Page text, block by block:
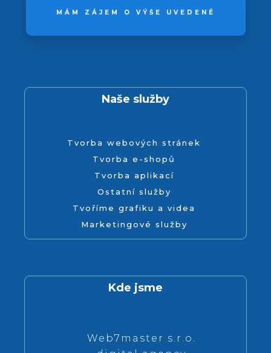
MÁM ZÁJEM O VÝŠE UVEDENÉ
Naše služby
Tvorba webových stránek
Tvorba e-shopů
Tvorba aplikací
Ostatní služby
Tvoříme grafiku a videa
Marketingové služby
Kde jsme
Web7master s.r.o.